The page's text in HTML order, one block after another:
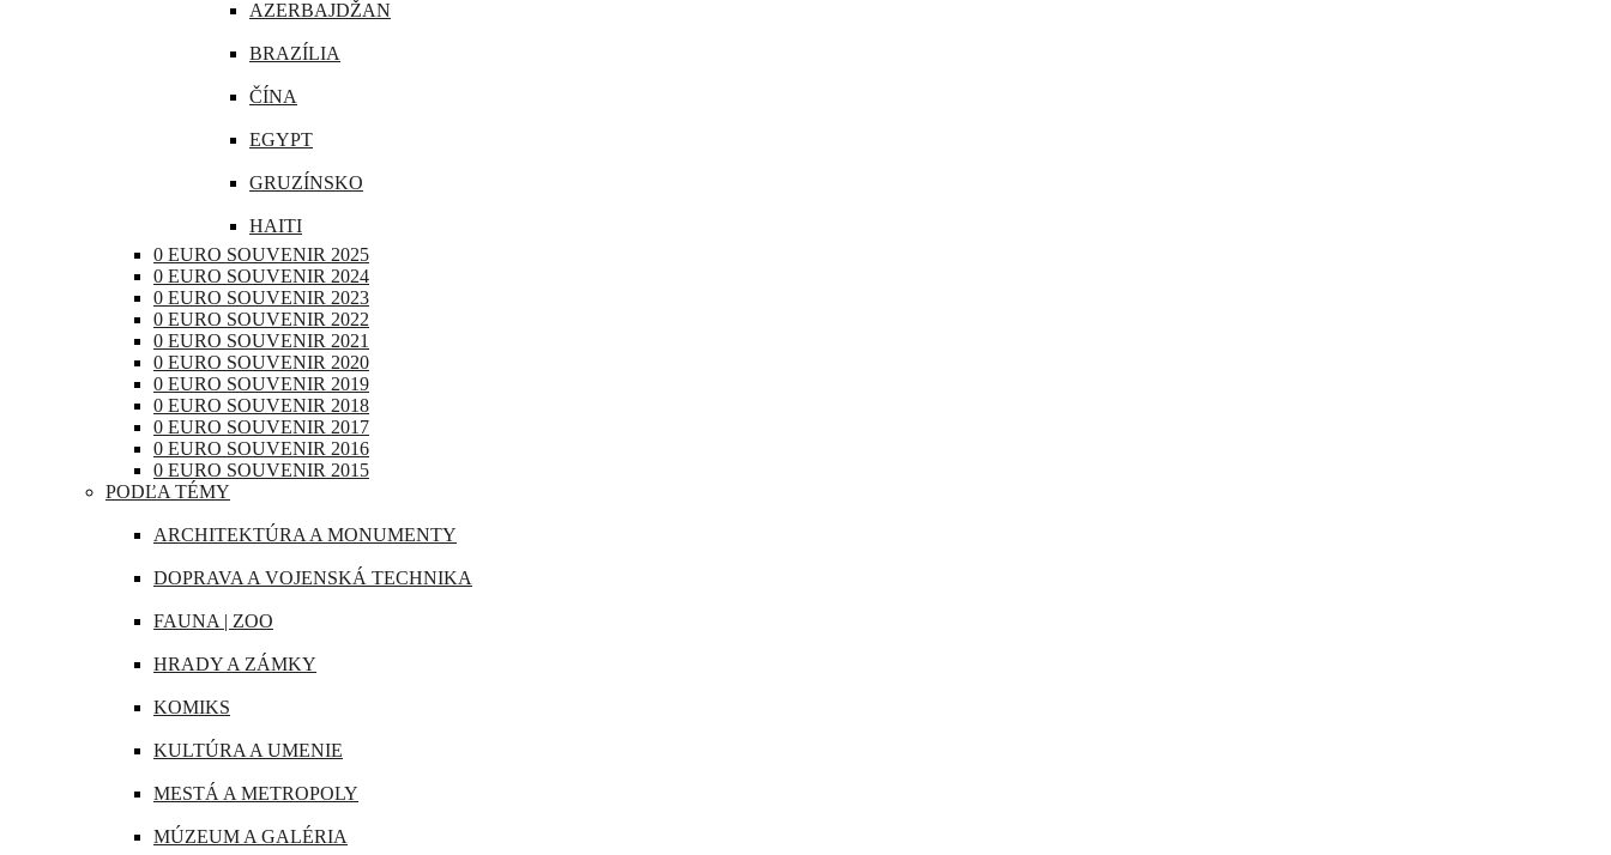
LUXEMBURSKO
MAĎARSKO
NEMECKO
PORTUGALSKO
RAKÚSKO
RUMUNSKO
RUSKO
SAN MARÍNO
SLOVINSKO
ŠPANIELSKO
ŠVAJČIARSKO
ŠVÉDSKO
TALIANSKO
VATIKÁN
AZERBAJDŽAN
BRAZÍLIA
ČÍNA
EGYPT
GRUZÍNSKO
HAITI
INDIA
INDONÉZIA
IRAK
JAPONSKO
KANADA
KATAR
KUBA
LIBANON
MAROKO
MAURÍCIUS
MJANMARSKO
OMÁN
PERU
0 EURO SOUVENIR 2025
0 EURO SOUVENIR 2024
0 EURO SOUVENIR 2023
0 EURO SOUVENIR 2022
0 EURO SOUVENIR 2021
0 EURO SOUVENIR 2020
0 EURO SOUVENIR 2019
0 EURO SOUVENIR 2018
0 EURO SOUVENIR 2017
0 EURO SOUVENIR 2016
0 EURO SOUVENIR 2015
PODĽA TÉMY
ARCHITEKTÚRA A MONUMENTY
DOPRAVA A VOJENSKÁ TECHNIKA
FAUNA | ZOO
HRADY A ZÁMKY
KOMIKS
KULTÚRA A UMENIE
MESTÁ A METROPOLY
MÚZEUM A GALÉRIA